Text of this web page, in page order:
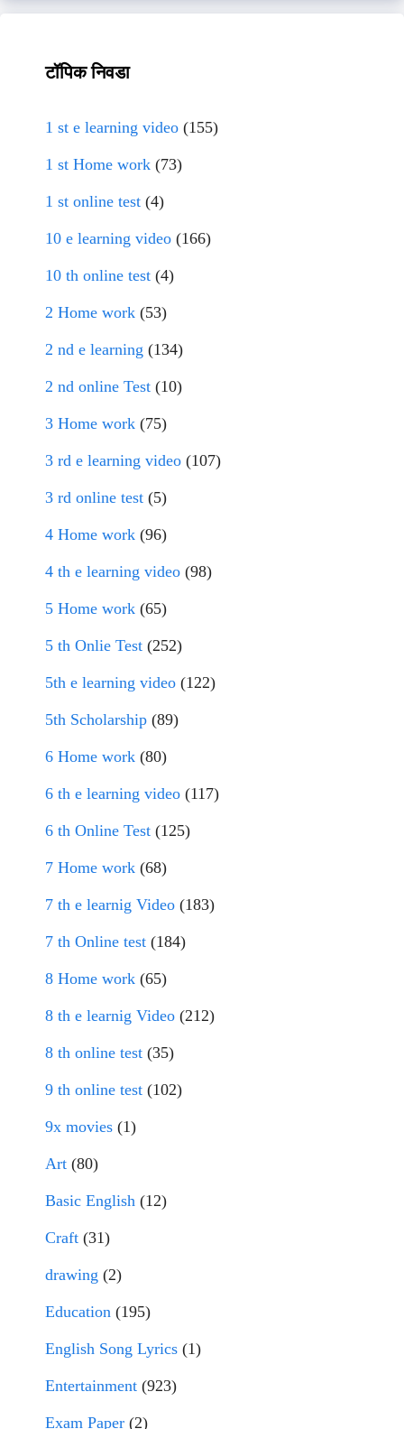
टॉपिक निवडा
1 st e learning video (155)
1 st Home work (73)
1 st online test (4)
10 e learning video (166)
10 th online test (4)
2 Home work (53)
2 nd e learning (134)
2 nd online Test (10)
3 Home work (75)
3 rd e learning video (107)
3 rd online test (5)
4 Home work (96)
4 th e learning video (98)
5 Home work (65)
5 th Onlie Test (252)
5th e learning video (122)
5th Scholarship (89)
6 Home work (80)
6 th e learning video (117)
6 th Online Test (125)
7 Home work (68)
7 th e learnig Video (183)
7 th Online test (184)
8 Home work (65)
8 th e learnig Video (212)
8 th online test (35)
9 th online test (102)
9x movies (1)
Art (80)
Basic English (12)
Craft (31)
drawing (2)
Education (195)
English Song Lyrics (1)
Entertainment (923)
Exam Paper (2)